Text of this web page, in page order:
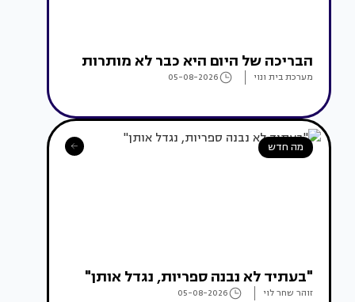
הבריכה של היום היא כבר לא מותרות
מערכת בית ונוי 05-08-2026
מה חדש
"בעתיד לא נבנה ספריות, נגדל אותן"
זוהר שחר לוי 05-08-2026